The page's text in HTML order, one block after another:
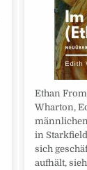
Ethan
Wharton,
in
sich
aufhält,